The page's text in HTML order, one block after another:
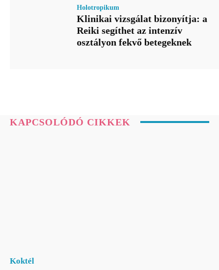
Holotropikum
Klinikai vizsgálat bizonyítja: a
Reiki segíthet az intenzív
osztályon fekvő betegeknek
KAPCSOLÓDÓ CIKKEK
Koktél